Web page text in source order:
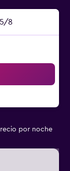
8
por noche